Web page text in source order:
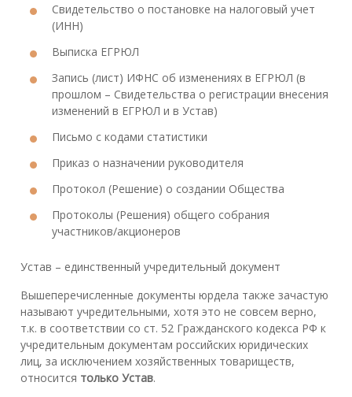
Свидетельство о постановке на налоговый учет
(ИНН)
Выписка ЕГРЮЛ
Запись (лист) ИФНС об изменениях в ЕГРЮЛ (в
прошлом – Свидетельства о регистрации внесения
изменений в ЕГРЮЛ и в Устав)
Письмо с кодами статистики
Приказ о назначении руководителя
Протокол (Решение) о создании Общества
Протоколы (Решения) общего собрания
участников/акционеров
Устав – единственный учредительный документ
Вышеперечисленные документы юрдела также зачастую
называют учредительными, хотя это не совсем верно,
т.к. в соответствии со ст. 52 Гражданского кодекса РФ к
учредительным документам российских юридических
лиц, за исключением хозяйственных товариществ,
относится только Устав.